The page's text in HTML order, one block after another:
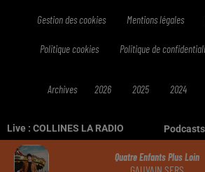
Live : COLLINES LA RADIO Podcasts
Quatre Enfants Plus Loin
GAUVAIN SERS
Gestion des cookies Mentions légales
Politique cookies Politique de
Archives 2026 2025 2024